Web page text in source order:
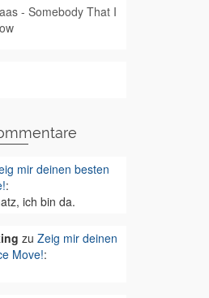
- Somebody That I
mir deinen besten
:
ich bin da.
zu Zeig mir deinen
Move!: